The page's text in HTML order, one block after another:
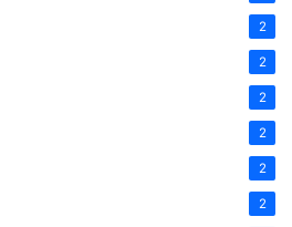
2
2
2
2
2
2